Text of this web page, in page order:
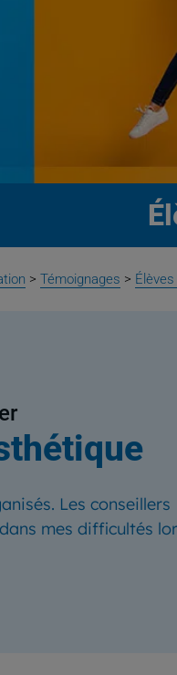
> Témoignages >
Les conseillers
mes difficultés